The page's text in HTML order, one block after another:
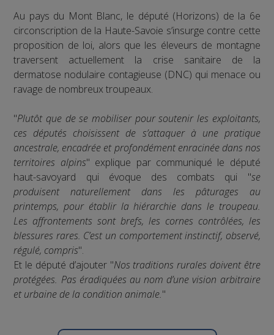
Au pays du Mont Blanc, le député (Horizons) de la 6e
circonscription de la Haute-Savoie s’insurge contre cette
proposition de loi, alors que les éleveurs de montagne
traversent actuellement la crise sanitaire de la
dermatose nodulaire contagieuse (DNC) qui menace ou
ravage de nombreux troupeaux.
"Plutôt que de se mobiliser pour soutenir les exploitants,
ces députés choisissent de s’attaquer à une pratique
ancestrale, encadrée et profondément enracinée dans nos
territoires alpins" explique par communiqué le député
haut-savoyard qui évoque des combats qui "se
produisent naturellement dans les pâturages au
printemps, pour établir la hiérarchie dans le troupeau.
Les affrontements sont brefs, les cornes contrôlées, les
blessures rares. C’est un comportement instinctif, observé,
régulé, compris".
Et le député d’ajouter "Nos traditions rurales doivent être
protégées. Pas éradiquées au nom d’une vision arbitraire
et urbaine de la condition animale."